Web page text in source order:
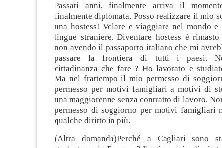
Passati anni, finalmente arriva il
finalmente diplomata. Posso realizzare il mio
una hostess! Volare e viaggiare nel mondo
lingue straniere. Diventare hostess è
non avendo il passaporto italiano che mi
passare la frontiera di tutti i paesi.
cittadinanza che fare ? Ho lavorato e
Ma nel frattempo il mio permesso di
permesso per motivi famigliari a motivi di
una maggiorenne senza contratto di lavoro.
permesso di soggiorno per motivi famigliari
qualche diritto in più.
(Altra domanda)Perché a Cagliari sono